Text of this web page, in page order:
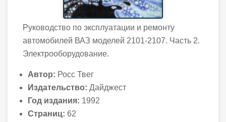
Руководство по эксплуатации и ремонту
автомобилей ВАЗ моделей 2101-2107. Часть 2.
Электрооборудование.
Автор: Росс Твег
Издательство: Дайджест
Год издания: 1992
Страниц: 62